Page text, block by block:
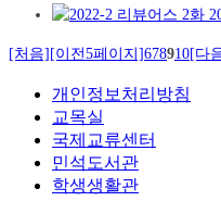
[처음][이전5페이지]678910[다
개인정보처리방침
교목실
국제교류센터
민석도서관
학생생활관